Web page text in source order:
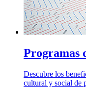
Programas
Descubre los
cultural y social de